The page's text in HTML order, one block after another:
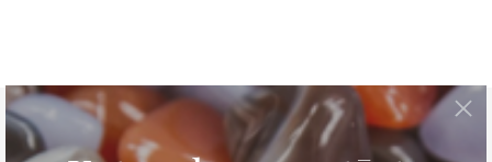
Tava personīgā rokassprādze
Izmēra noteikšana